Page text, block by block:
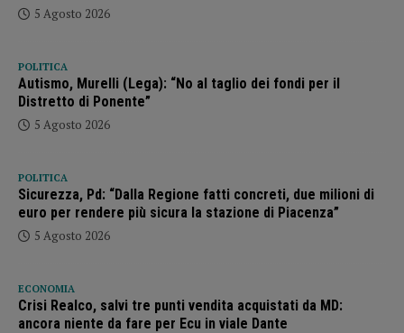
5 Agosto 2026
POLITICA
Autismo, Murelli (Lega): “No al taglio dei fondi per il
Distretto di Ponente”
5 Agosto 2026
POLITICA
Sicurezza, Pd: “Dalla Regione fatti concreti, due milioni di
euro per rendere più sicura la stazione di Piacenza”
5 Agosto 2026
ECONOMIA
Crisi Realco, salvi tre punti vendita acquistati da MD:
ancora niente da fare per Ecu in viale Dante